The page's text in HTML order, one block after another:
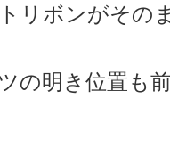
リボンがその
の明き位置も